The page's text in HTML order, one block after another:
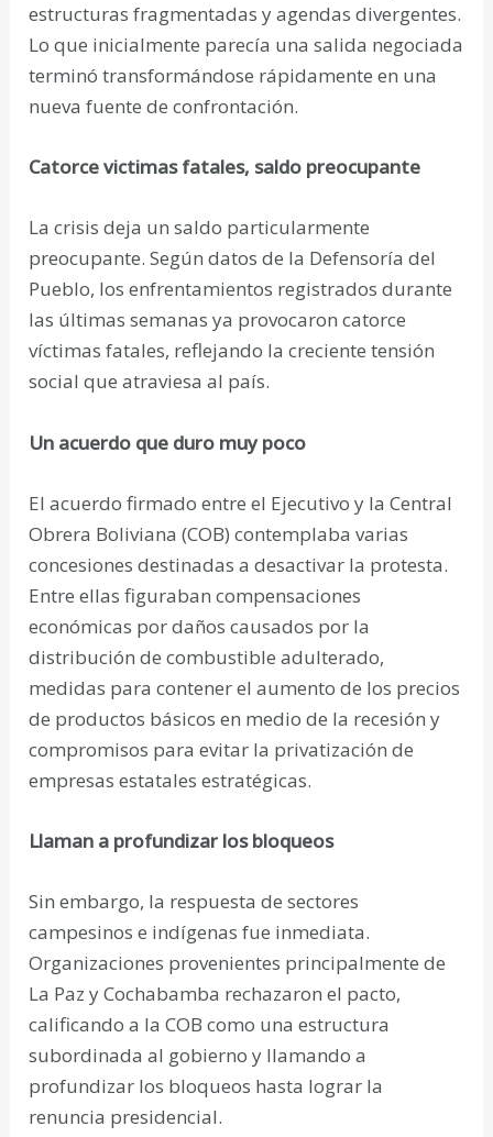
estructuras fragmentadas y agendas divergentes.
Lo que inicialmente parecía una salida negociada
terminó transformándose rápidamente en una
nueva fuente de confrontación.
Catorce victimas fatales, saldo preocupante
La crisis deja un saldo particularmente
preocupante. Según datos de la Defensoría del
Pueblo, los enfrentamientos registrados durante
las últimas semanas ya provocaron catorce
víctimas fatales, reflejando la creciente tensión
social que atraviesa al país.
Un acuerdo que duro muy poco
El acuerdo firmado entre el Ejecutivo y la Central
Obrera Boliviana (COB) contemplaba varias
concesiones destinadas a desactivar la protesta.
Entre ellas figuraban compensaciones
económicas por daños causados por la
distribución de combustible adulterado,
medidas para contener el aumento de los precios
de productos básicos en medio de la recesión y
compromisos para evitar la privatización de
empresas estatales estratégicas.
Llaman a profundizar los bloqueos
Sin embargo, la respuesta de sectores
campesinos e indígenas fue inmediata.
Organizaciones provenientes principalmente de
La Paz y Cochabamba rechazaron el pacto,
calificando a la COB como una estructura
subordinada al gobierno y llamando a
profundizar los bloqueos hasta lograr la
renuncia presidencial.